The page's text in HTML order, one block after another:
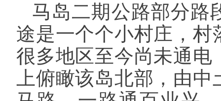
马岛二期公路部分路
途是一个个小村庄，
很多地区至今尚未通电
上俯瞰该岛北部，由